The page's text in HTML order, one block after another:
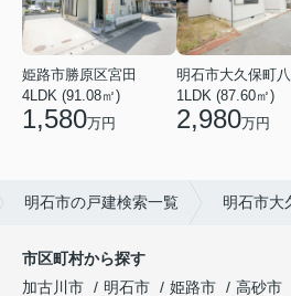
姫路市勝原区宮田
4LDK (91.08㎡)
1,580万円
明石市大久保町
1LDK (87.60㎡)
2,980万円
明石市の戸建検索一覧 明石市大
市区町村から探す
加古川市
明石市 姫路市 高砂市